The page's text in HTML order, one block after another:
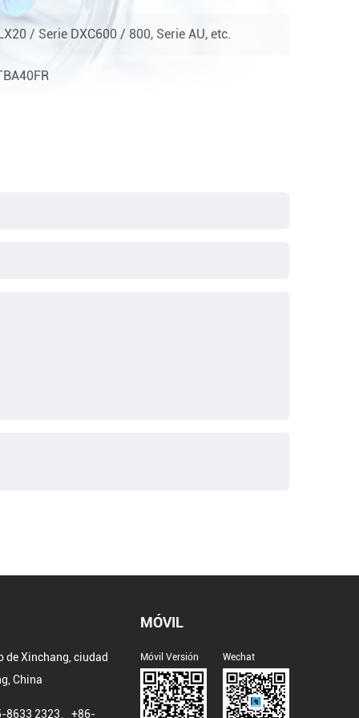
/ Serie DXC600 / 800, Serie AU, etc.
de Xinchang, ciudad
China
8633 2323、+86-
MÓVIL
Móvil Versión Wechat